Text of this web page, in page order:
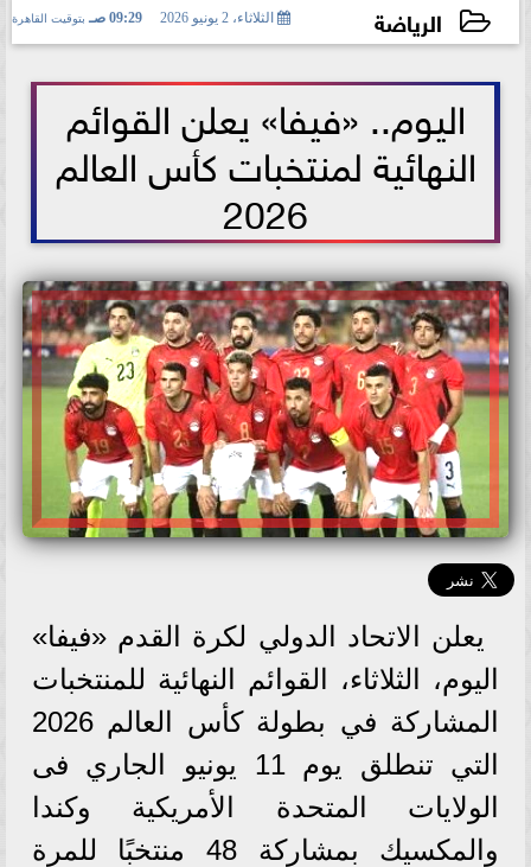
الرياضة الثلاثاء، 2 يونيو 2026 09:29 صـ بتوقيت القاهرة
اليوم.. «فيفا» يعلن القوائم
النهائية لمنتخبات كأس العالم
2026
يعلن الاتحاد الدولي لكرة القدم «فيفا»
اليوم، الثلاثاء، القوائم النهائية للمنتخبات
المشاركة في بطولة كأس العالم 2026
التي تنطلق يوم 11 يونيو الجاري فى
الولايات المتحدة الأمريكية وكندا
والمكسيك بمشاركة 48 منتخبًا للمرة